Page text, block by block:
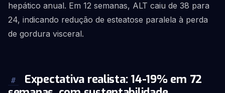
hepático anual. Em 12 semanas, ALT caiu de 38 para
24, indicando redução de esteatose paralela à perda
de gordura visceral.
#
Expectativa realista: 14-19% em 72